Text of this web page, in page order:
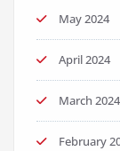
May 2024
April 2024
March 2024
February